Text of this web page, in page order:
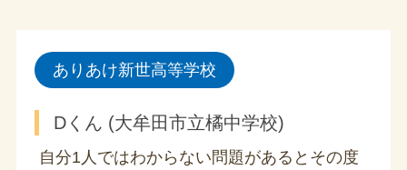
ありあけ新世高等学校
Dくん (大牟田市立橘中学校)
自分1人ではわからない問題があるとその度